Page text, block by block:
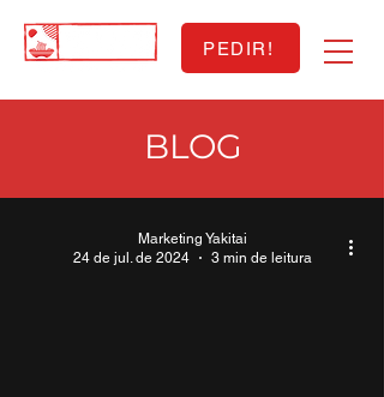
PEDIR!
BLOG
Marketing Yakitai
24 de jul. de 2024
3 min de leitura